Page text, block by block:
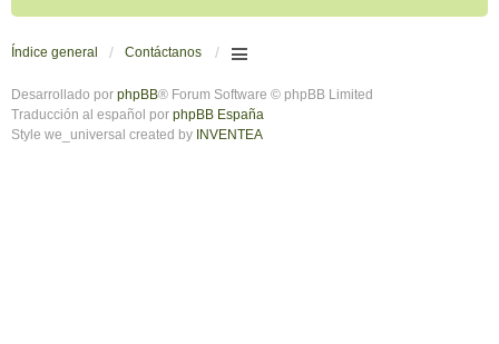
Índice general Contáctanos
Desarrollado por phpBB® Forum Software © phpBB Limited
Traducción al español por phpBB España
Style we_universal created by INVENTEA